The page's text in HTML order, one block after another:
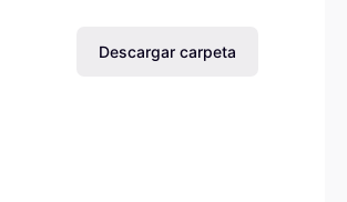
Descargar carpeta